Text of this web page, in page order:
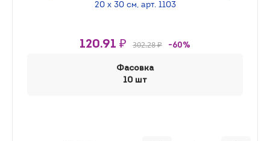
20 х 30 см, арт. 1103
120.91 ₽ 302.28 ₽ -60%
Фасовка
10 шт